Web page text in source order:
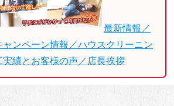
最新情報／
ンペーン情報／ハウスクリーニン
実績とお客様の声／店長挨拶